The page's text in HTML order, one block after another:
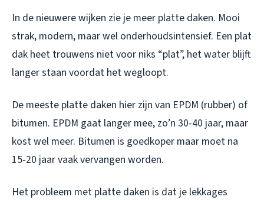
In de nieuwere wijken zie je meer platte daken. Mooi
strak, modern, maar wel onderhoudsintensief. Een plat
dak heet trouwens niet voor niks “plat”, het water blijft
langer staan voordat het wegloopt.
De meeste platte daken hier zijn van EPDM (rubber) of
bitumen. EPDM gaat langer mee, zo’n 30-40 jaar, maar
kost wel meer. Bitumen is goedkoper maar moet na
15-20 jaar vaak vervangen worden.
Het probleem met platte daken is dat je lekkages